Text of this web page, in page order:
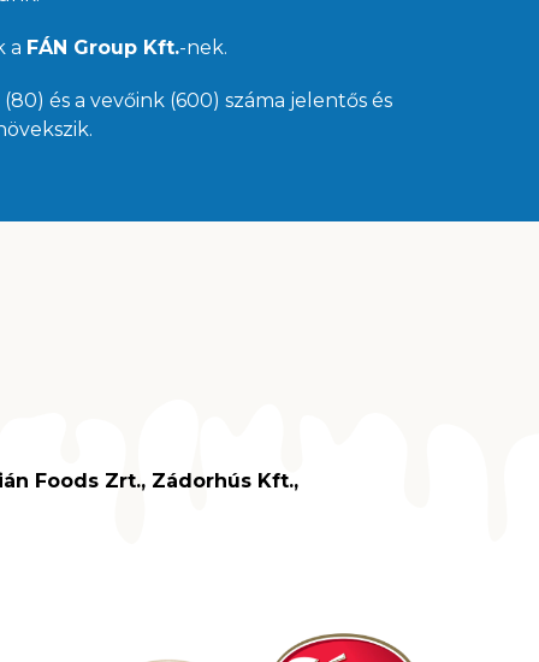
a FÁN Group Kft.-nek.
és a vevőink (600) száma jelentős és
Foods Zrt., Zádorhús Kft.,